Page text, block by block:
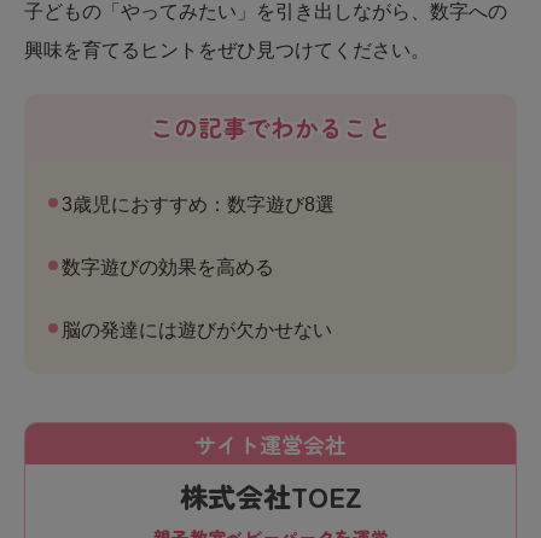
子どもの「やってみたい」を引き出しながら、数字への
興味を育てるヒントをぜひ見つけてください。
この記事でわかること
3歳児におすすめ：数字遊び8選
数字遊びの効果を高める
脳の発達には遊びが欠かせない
サイト運営会社
株式会社TOEZ